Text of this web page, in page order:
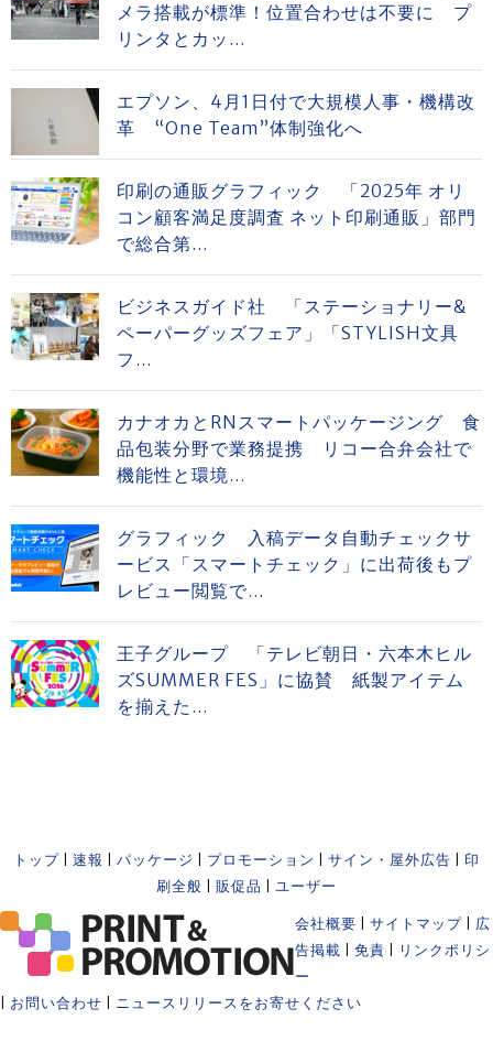
メラ搭載が標準！位置合わせは不要に プ
リンタとカッ...
エプソン、4月1日付で大規模人事・機構改
革 “One Team”体制強化へ
印刷の通販グラフィック 「2025年 オリ
コン顧客満足度調査 ネット印刷通販」部門
で総合第...
ビジネスガイド社 「ステーショナリー&
ペーパーグッズフェア」「STYLISH文具
フ...
カナオカとRNスマートパッケージング 食
品包装分野で業務提携 リコー合弁会社で
機能性と環境...
グラフィック 入稿データ自動チェックサ
ービス「スマートチェック」に出荷後もプ
レビュー閲覧で...
王子グループ 「テレビ朝日・六本木ヒル
ズSUMMER FES」に協賛 紙製アイテム
を揃えた...
トップ 速報 パッケージ プロモーション サイン・屋外広告
印
刷全般
販促品 ユーザー
会社概要 サイトマップ
広
告掲載
免責
リンクポリシ
ー
お問い合わせ ニュースリリースをお寄せください